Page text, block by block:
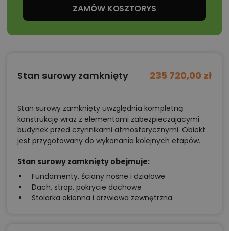
ZAMÓW KOSZTORYS
Stan surowy zamknięty 235 720,00 zł
Stan surowy zamknięty uwzględnia kompletną
konstrukcję wraz z elementami zabezpieczającymi
budynek przed czynnikami atmosferycznymi. Obiekt
jest przygotowany do wykonania kolejnych etapów.
Stan surowy zamknięty obejmuje:
Fundamenty, ściany nośne i działowe
Dach, strop, pokrycie dachowe
Stolarka okienna i drzwiowa zewnętrzna